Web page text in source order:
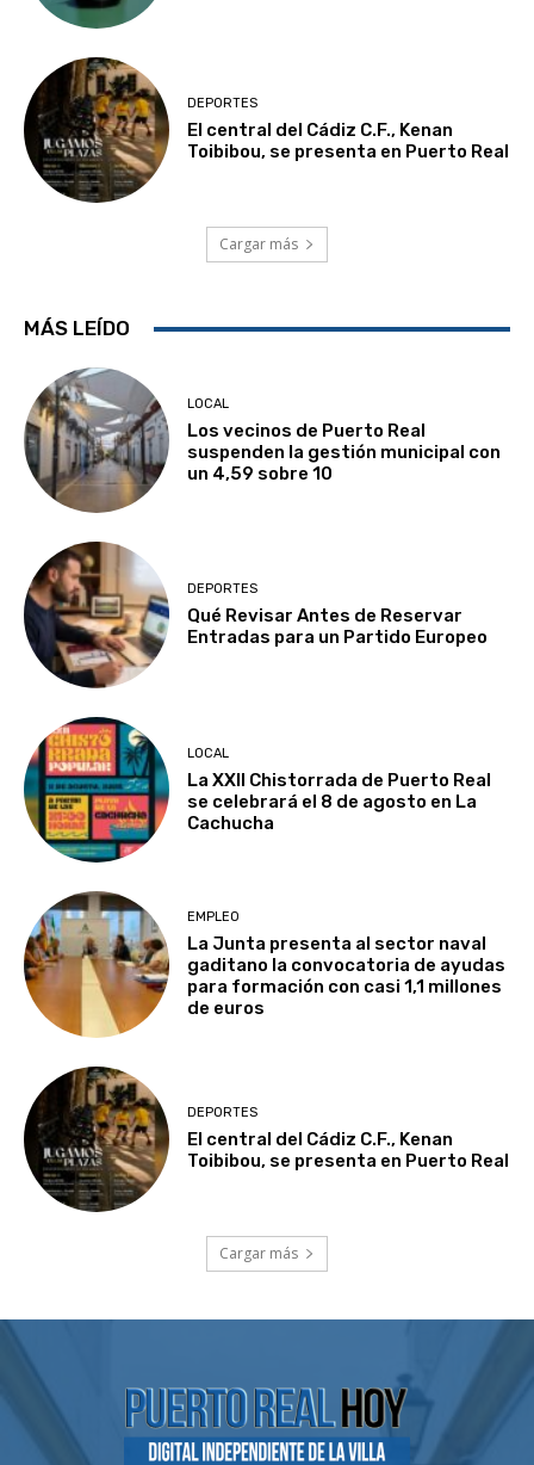
DEPORTES
El central del Cádiz C.F., Kenan
Toibibou, se presenta en Puerto Real
Cargar más
MÁS LEÍDO
LOCAL
Los vecinos de Puerto Real
suspenden la gestión municipal con
un 4,59 sobre 10
DEPORTES
Qué Revisar Antes de Reservar
Entradas para un Partido Europeo
LOCAL
La XXII Chistorrada de Puerto Real
se celebrará el 8 de agosto en La
Cachucha
EMPLEO
La Junta presenta al sector naval
gaditano la convocatoria de ayudas
para formación con casi 1,1 millones
de euros
DEPORTES
El central del Cádiz C.F., Kenan
Toibibou, se presenta en Puerto Real
Cargar más